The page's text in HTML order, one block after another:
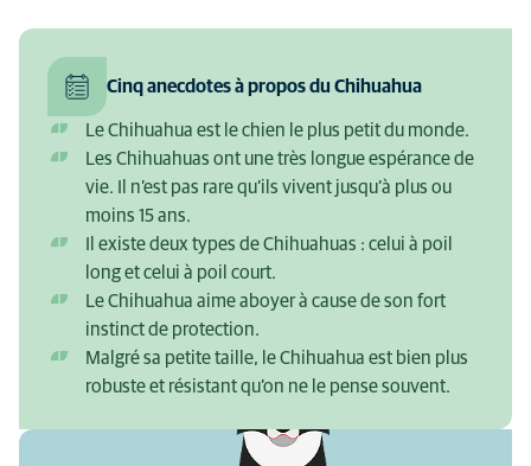
Cinq anecdotes à propos du Chihuahua
Le Chihuahua est le chien le plus petit du monde.
Les Chihuahuas ont une très longue espérance de
vie. Il n’est pas rare qu’ils vivent jusqu’à plus ou
moins 15 ans.
Il existe deux types de Chihuahuas : celui à poil
long et celui à poil court.
Le Chihuahua aime aboyer à cause de son fort
instinct de protection.
Malgré sa petite taille, le Chihuahua est bien plus
robuste et résistant qu’on ne le pense souvent.